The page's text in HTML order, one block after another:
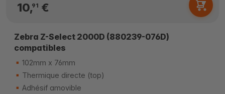
10,91 €
Zebra Z-Select 2000D (880239-076D)
compatibles
102mm x 76mm
Thermique directe (top)
Adhésif amovible